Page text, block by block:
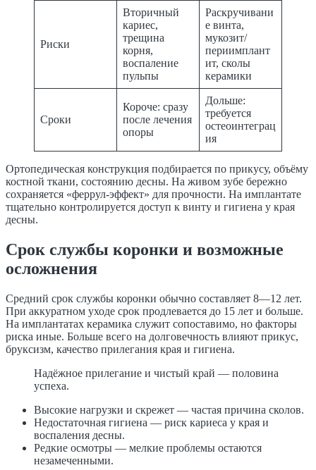
Риски
Вторичный
кариес,
трещина
корня,
воспаление
пульпы
Раскручивани
е винта,
мукозит/
периимплант
ит, сколы
керамики
Сроки
Короче: сразу
после лечения
опоры
Дольше:
требуется
остеоинтеграц
ия
Ортопедическая конструкция подбирается по прикусу, объёму
костной ткани, состоянию десны. На живом зубе бережно
сохраняется «феррул-эффект» для прочности. На имплантате
тщательно контролируется доступ к винту и гигиена у края
десны.
Срок службы коронки и возможные
осложнения
Средний срок службы коронки обычно составляет 8—12 лет.
При аккуратном уходе срок продлевается до 15 лет и больше.
На имплантатах керамика служит сопоставимо, но факторы
риска иные. Больше всего на долговечность влияют прикус,
бруксизм, качество прилегания края и гигиена.
Надёжное прилегание и чистый край — половина
успеха.
Высокие нагрузки и скрежет — частая причина сколов.
Недостаточная гигиена — риск кариеса у края и
воспаления десны.
Редкие осмотры — мелкие проблемы остаются
незамеченными.